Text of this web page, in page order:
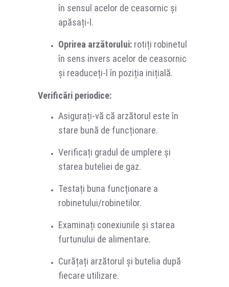
în sensul acelor de ceasornic și
apăsați-l.
Oprirea arzătorului: rotiți robinetul
în sens invers acelor de ceasornic
și readuceți-l în poziția inițială.
Verificări periodice:
Asigurați-vă că arzătorul este în
stare bună de funcționare.
Verificați gradul de umplere și
starea buteliei de gaz.
Testați buna funcționare a
robinetului/robinetilor.
Examinați conexiunile și starea
furtunului de alimentare.
Curățați arzătorul și butelia după
fiecare utilizare.